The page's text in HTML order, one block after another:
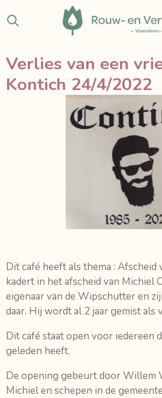
Ga
direct
de
hoofdinhoud
Verlies van een
Kontich 24/4/2022
Dit café heeft als thema : Afscheid
kadert in het afscheid van Michiel
eigenaar van de Wipschutter en
daar. Hij wordt al 2 jaar gemist als
Dit café staat open voor iedereen
geleden heeft.
De opening gebeurt door Willem
Michiel en schepen in de